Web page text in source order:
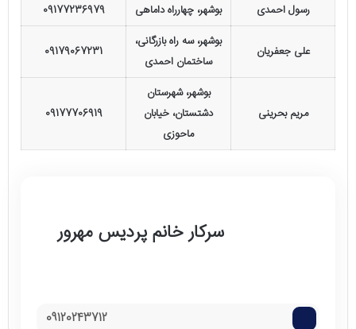
رسول احمدی بوشهر، چهارراه داماهی 09177236979
علی جعفریان
بوشهر، سه راه بازرگانی،
ساختمان احمدی
09179067231
مریم بحرینی
بوشهر، شهرستان
دشتستان، خیابان
ماحوزی
09177706919
سرکار خانم پردیس مهرور
09120243712